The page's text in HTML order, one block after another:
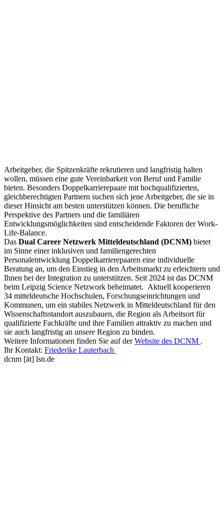
Arbeitgeber, die Spitzenkräfte rekrutieren und langfristig halten
wollen, müssen eine gute Vereinbarkeit von Beruf und Familie
bieten. Besonders Doppelkarrierepaare mit hochqualifizierten,
gleichberechtigten Partnern suchen sich jene Arbeitgeber, die sie in
dieser Hinsicht am besten unterstützen können. Die berufliche
Perspektive des Partners und die familiären
Entwicklungsmöglichkeiten sind entscheidende Faktoren der Work-
Life-Balance.
Das Dual Career Netzwerk Mitteldeutschland (DCNM) bietet
im Sinne einer inklusiven und familiengerechten
Personalentwicklung Doppelkarrierepaaren eine individuelle
Beratung an, um den Einstieg in den Arbeitsmarkt zu erleichtern und
Ihnen bei der Integration zu unterstützen. Seit 2024 ist das DCNM
beim Leipzig Science Netzwork beheimatet. Aktuell kooperieren
34 mitteldeutsche Hochschulen, Forschungseinrichtungen und
Kommunen, um ein stabiles Netzwerk in Mitteldeutschland für den
Wissenschaftsstandort auszubauen, die Region als Arbeitsort für
qualifizierte Fachkräfte und ihre Familien attraktiv zu machen und
sie auch langfristig an unsere Region zu binden.
Weitere Informationen finden Sie auf derWebsite des DCNM .
Ihr Kontakt: Friederike Lauterbach
dcnm [ät] lsn.de